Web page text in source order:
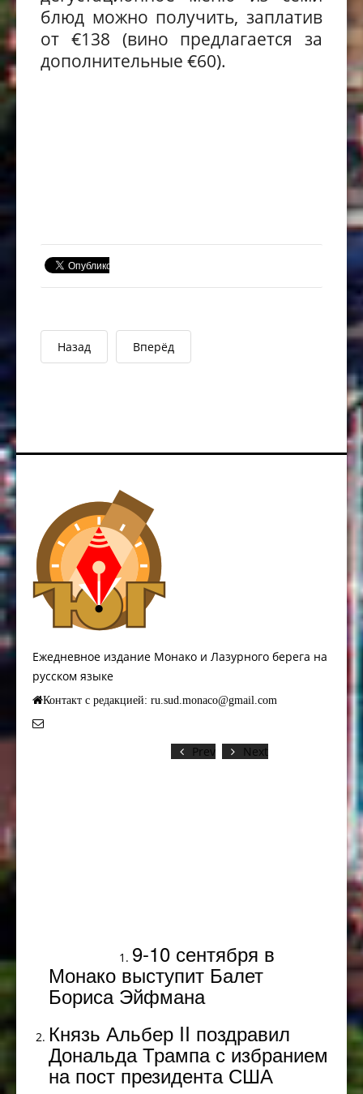
блюд можно получить, заплатив
от €138 (вино предлагается за
дополнительные €60).
Назад Вперёд
Ежедневное издание Монако и Лазурного берега на
русском языке
Контакт с редакцией: ru.sud.monaco@gmail.com
Prev Next
9-10 сентября в
Монако выступит Балет
Бориса Эйфмана
Князь Альбер II поздравил
Дональда Трампа с избранием
на пост президента США